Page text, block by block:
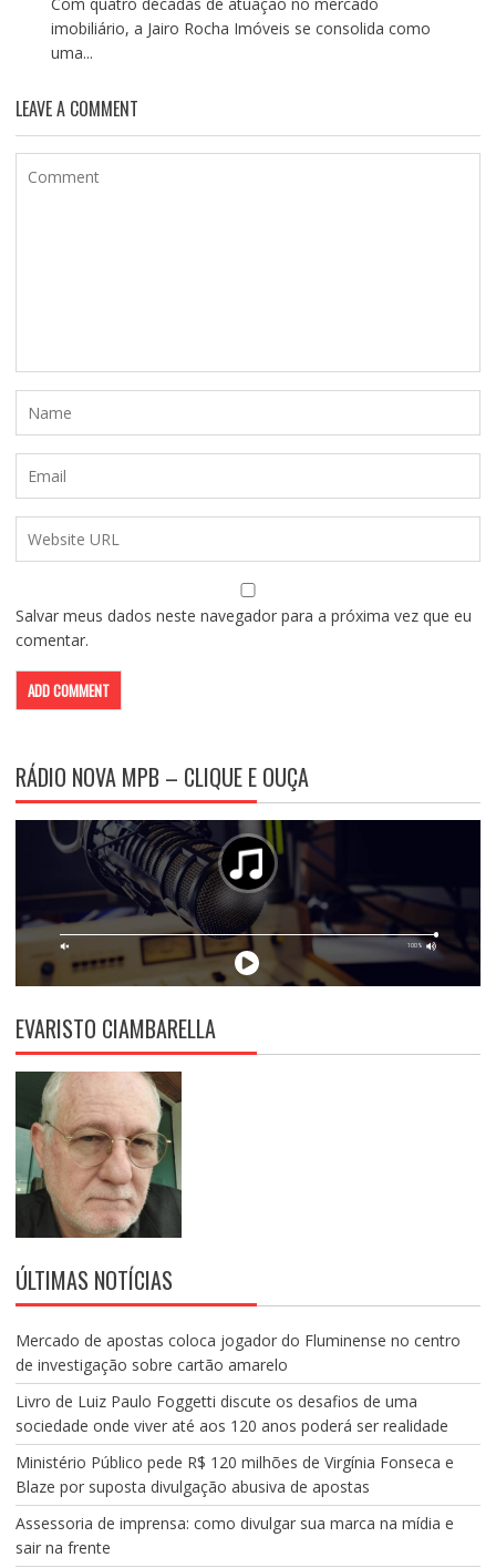
imobiliário, a Jairo Rocha Imóveis se consolida como
uma...
LEAVE A COMMENT
Salvar meus dados neste navegador para a próxima vez que eu
comentar.
RÁDIO NOVA MPB – CLIQUE E OUÇA
EVARISTO CIAMBARELLA
ÚLTIMAS NOTÍCIAS
Mercado de apostas coloca jogador do Fluminense no centro
de investigação sobre cartão amarelo
Livro de Luiz Paulo Foggetti discute os desafios de uma
sociedade onde viver até aos 120 anos poderá ser realidade
Ministério Público pede R$ 120 milhões de Virgínia Fonseca e
Blaze por suposta divulgação abusiva de apostas
Assessoria de imprensa: como divulgar sua marca na mídia e
sair na frente